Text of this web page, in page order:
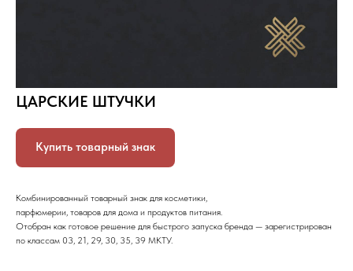
ЦАРСКИЕ ШТУЧКИ
Купить товарный знак
Комбинированный товарный знак для косметики,
парфюмерии, товаров для дома и продуктов питания.
Отобран как готовое решение для быстрого запуска бренда — зарегистрирован
по классам 03, 21, 29, 30, 35, 39 МКТУ.